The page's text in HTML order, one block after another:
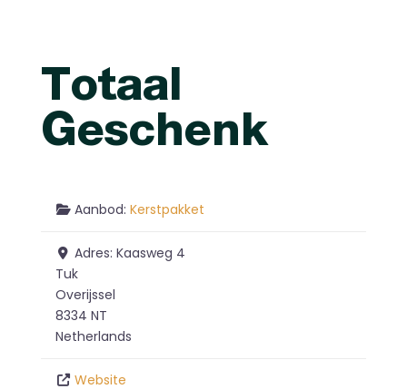
Totaal
Geschenk
Aanbod:Kerstpakket
Adres:Kaasweg 4
Tuk
Overijssel
8334 NT
Netherlands
Website